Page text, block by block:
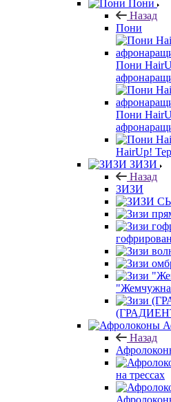
Пони
Назад
Пони
Пони
Пони
HairUp!
ЗИЗИ
Назад
ЗИЗИ
Назад
на трессах